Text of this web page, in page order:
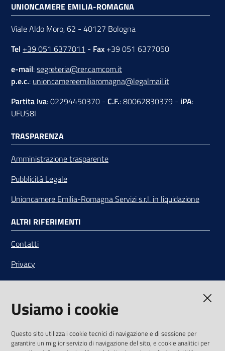
UNIONCAMERE EMILIA-ROMAGNA
Viale Aldo Moro, 62 - 40127 Bologna
Tel +39 051 6377011 - Fax +39 051 6377050
e-mail:segreteria@rer.camcom.it
p.e.c.: unioncamereemiliaromagna@legalmail.it
Partita Iva: 02294450370 - C.F.: 80062830379 - iPA:
UFUS8I
TRASPARENZA
Amministrazione trasparente
Pubblicità Legale
Unioncamere Emilia-Romagna Servizi s.r.l. in liquidazione
ALTRI RIFERIMENTI
Contatti
Privacy
Note legali
Media Policy
SEGUICI SU
Usiamo i cookie
Questo sito utilizza i cookie tecnici di navigazione e di sessione per
garantire un miglior servizio di navigazione del sito, e cookie analitici per